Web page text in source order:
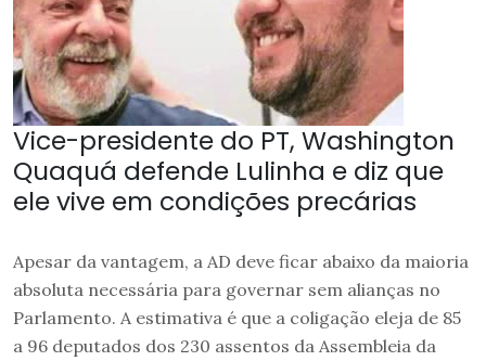
Vice-presidente do PT, Washington
Quaquá defende Lulinha e diz que
ele vive em condições precárias
Apesar da vantagem, a AD deve ficar abaixo da maioria
absoluta necessária para governar sem alianças no
Parlamento. A estimativa é que a coligação eleja de 85
a 96 deputados dos 230 assentos da Assembleia da